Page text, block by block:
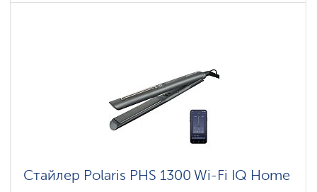
Стайлер Polaris PHS 1300 Wi-Fi IQ Home